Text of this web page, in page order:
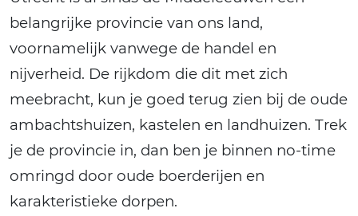
belangrijke provincie van ons land,
voornamelijk vanwege de handel en
nijverheid. De rijkdom die dit met zich
meebracht, kun je goed terug zien bij de oude
ambachtshuizen, kastelen en landhuizen. Trek
je de provincie in, dan ben je binnen no-time
omringd door oude boerderijen en
karakteristieke dorpen.